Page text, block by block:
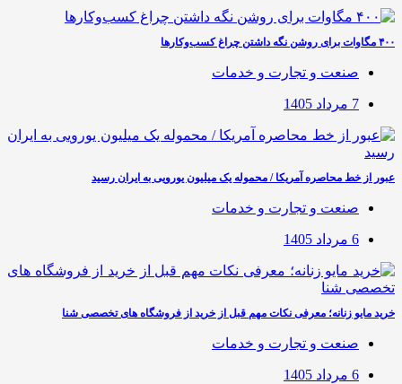
۴۰۰ مگاوات برای روشن نگه داشتن چراغ کسب‌وکار‌ها
صنعت و تجارت و خدمات
7 مرداد 1405
عبور از خط محاصره آمریکا / محموله یک میلیون یورویی به ایران رسید
صنعت و تجارت و خدمات
6 مرداد 1405
خرید مایو زنانه؛ معرفی نکات مهم قبل از خرید از فروشگاه های تخصصی شنا
صنعت و تجارت و خدمات
6 مرداد 1405